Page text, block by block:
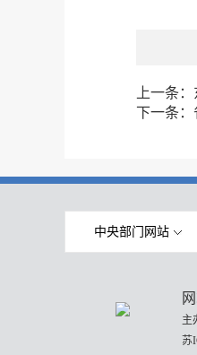
上一条：
下一条：
中央部门网站
主
苏